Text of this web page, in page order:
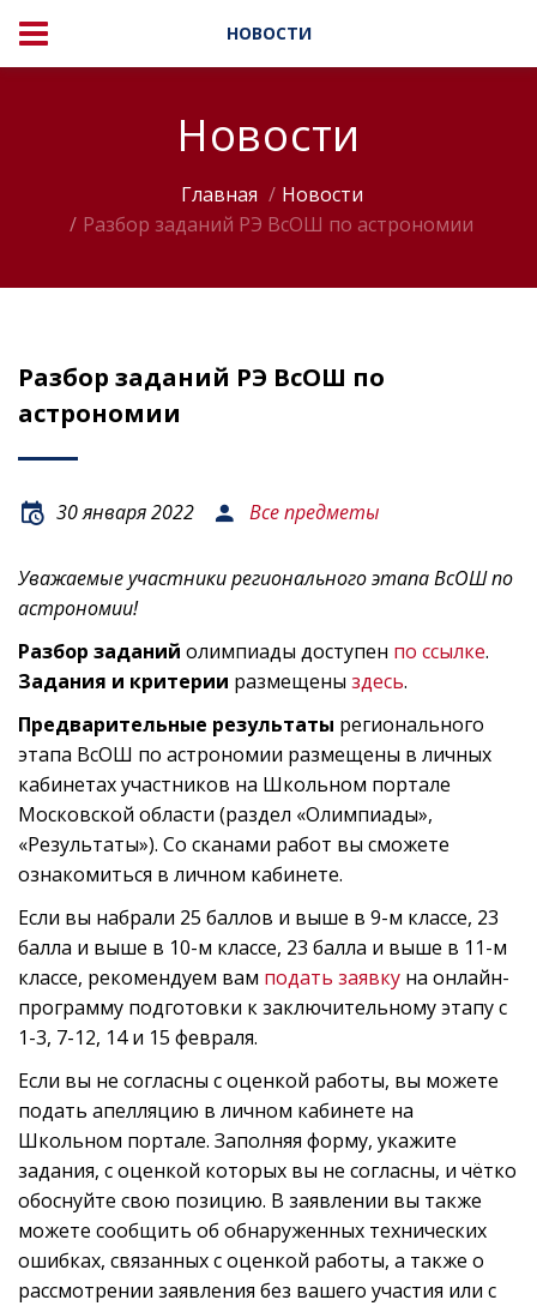
НОВОСТИ
Новости
Главная
Новости
Разбор заданий РЭ ВсОШ по астрономии
Разбор заданий РЭ ВсОШ по
астрономии
30 января 2022 Все предметы
Уважаемые участники регионального этапа ВсОШ по
астрономии!
Разбор заданий олимпиады доступен по ссылке.
Задания и критерии размещены здесь.
Предварительные результаты регионального
этапа ВсОШ по астрономии размещены в личных
кабинетах участников на Школьном портале
Московской области (раздел «Олимпиады»,
«Результаты»). Со сканами работ вы сможете
ознакомиться в личном кабинете.
Если вы набрали 25 баллов и выше в 9-м классе, 23
балла и выше в 10-м классе, 23 балла и выше в 11-м
классе, рекомендуем вам подать заявку на онлайн-
программу подготовки к заключительному этапу с
1-3, 7-12, 14 и 15 февраля.
Если вы не согласны с оценкой работы, вы можете
подать апелляцию в личном кабинете на
Школьном портале. Заполняя форму, укажите
задания, с оценкой которых вы не согласны, и чётко
обоснуйте свою позицию. В заявлении вы также
можете сообщить об обнаруженных технических
ошибках, связанных с оценкой работы, а также о
рассмотрении заявления без вашего участия или с